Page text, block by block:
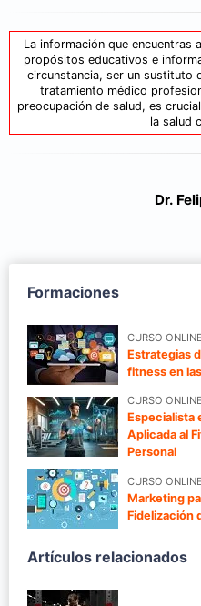
La información que encuentras
propósitos educativos e
circunstancia, ser un sustituto
tratamiento médico
preocupación de salud, es
la salud
Dr.
Formaciones
CURSO ONLINE
Estrategias
fitness en
CURSO ONLINE
Especialista
Aplicada al
Personal
CURSO ONLINE
Marketing
Fidelización
Artículos relacionados